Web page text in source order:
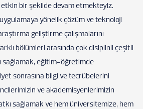
etkin bir şekilde devam etmekteyiz.
yönelik çözüm ve teknoloji
geliştirme çalışmalarını
bölümleri arasında çok disiplinli çeşitli
sağlamak, eğitim-öğretimde
sonrasına bilgi ve tecrübelerini
ve akademisyenlerimizin
sağlamak ve hem üniversitemize, hem